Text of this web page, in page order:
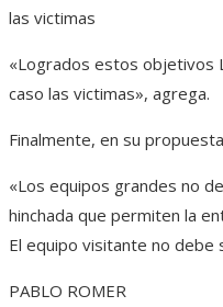
las victimas
«Logrados estos objetivos
caso las victimas», agrega.
Finalmente, en su
«Los equipos grandes no
hinchada que permiten la
El equipo visitante no
PABLO ROMER